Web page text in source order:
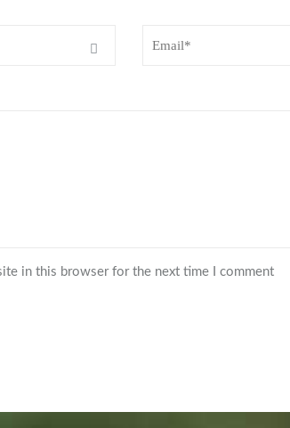
in this browser for the next time I comment